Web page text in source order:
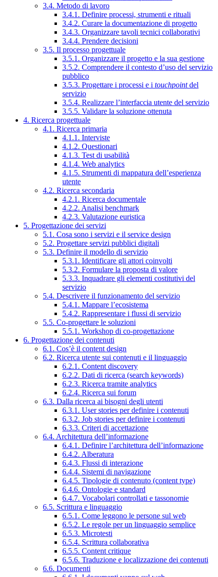
3.4. Metodo di lavoro
3.4.1. Definire processi, strumenti e rituali
3.4.2. Curare la documentazione di progetto
3.4.3. Organizzare tavoli tecnici collaborativi
3.4.4. Prendere decisioni
3.5. Il processo progettuale
3.5.1. Organizzare il progetto e la sua gestione
3.5.2. Comprendere il contesto d’uso del servizio
pubblico
3.5.3. Progettare i processi e i touchpointdel
servizio
3.5.4. Realizzare l’interfaccia utente del servizio
3.5.5. Validare la soluzione ottenuta
4. Ricerca progettuale
4.1. Ricerca primaria
4.1.1. Interviste
4.1.2. Questionari
4.1.3. Test di usabilità
4.1.4. Web analytics
4.1.5. Strumenti di mappatura dell’esperienza
utente
4.2. Ricerca secondaria
4.2.1. Ricerca documentale
4.2.2. Analisi benchmark
4.2.3. Valutazione euristica
5. Progettazione dei servizi
5.1. Cosa sono i servizi e il service design
5.2. Progettare servizi pubblici digitali
5.3. Definire il modello di servizio
5.3.1. Identificare gli attori coinvolti
5.3.2. Formulare la proposta di valore
5.3.3. Inquadrare gli elementi costitutivi del
servizio
5.4. Descrivere il funzionamento del servizio
5.4.1. Mappare l’ecosistema
5.4.2. Rappresentare i flussi di servizio
5.5. Co-progettare le soluzioni
5.5.1. Workshop di co-progettazione
6. Progettazione dei contenuti
6.1. Cos’è il content design
6.2. Ricerca utente sui contenuti e il linguaggio
6.2.1. Content discovery
6.2.2. Dati di ricerca (search keywords)
6.2.3. Ricerca tramite analytics
6.2.4. Ricerca sui forum
6.3. Dalla ricerca ai bisogni degli utenti
6.3.1. User stories per definire i contenuti
6.3.2. Job stories per definire i contenuti
6.3.3. Criteri di accettazione
6.4. Architettura dell’informazione
6.4.1. Definire l’architettura dell’informazione
6.4.2. Alberatura
6.4.3. Flussi di interazione
6.4.4. Sistemi di navigazione
6.4.5. Tipologie di contenuto (content type)
6.4.6. Ontologie e standard
6.4.7. Vocabolari controllati e tassonomie
6.5. Scrittura e linguaggio
6.5.1. Come leggono le persone sul web
6.5.2. Le regole per un linguaggio semplice
6.5.3. Microtesti
6.5.4. Scrittura collaborativa
6.5.5. Content critique
6.5.6. Traduzione e localizzazione dei contenuti
6.6. Documenti